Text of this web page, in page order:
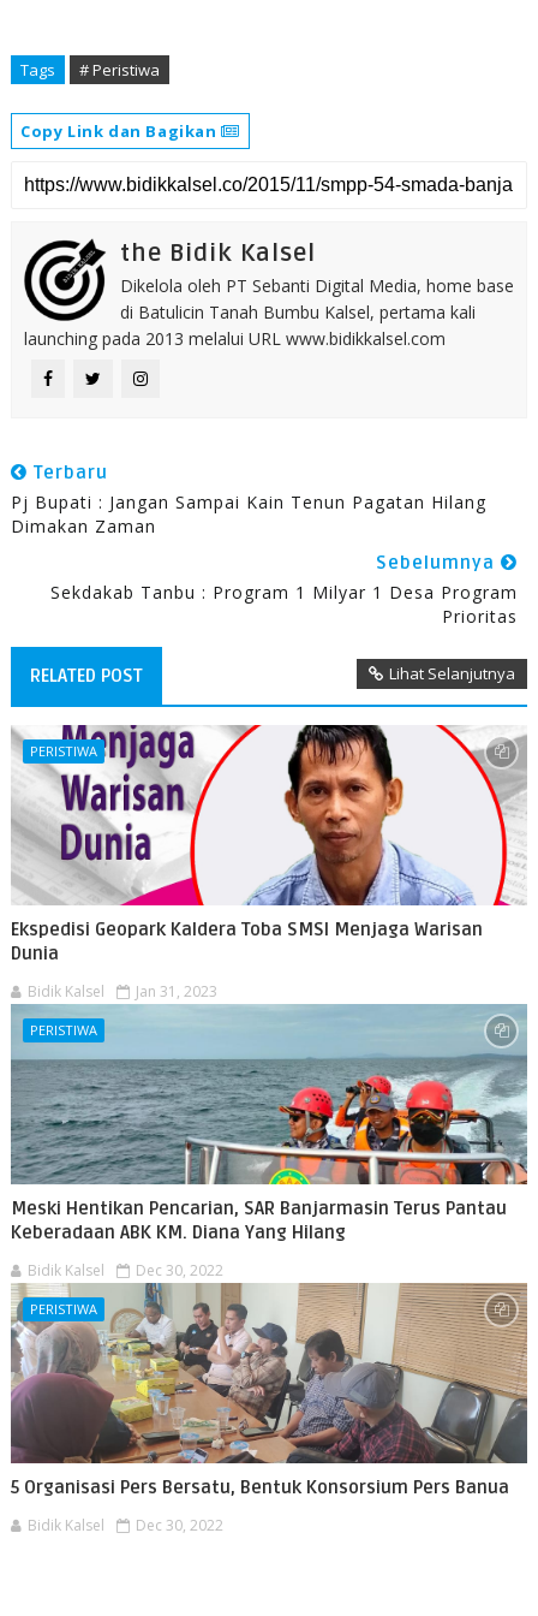
Tags # Peristiwa
Copy Link dan Bagikan
the Bidik Kalsel
Dikelola oleh PT Sebanti Digital Media, home base
di Batulicin Tanah Bumbu Kalsel, pertama kali
launching pada 2013 melalui URL www.bidikkalsel.com
Terbaru
Pj Bupati : Jangan Sampai Kain Tenun Pagatan Hilang
Dimakan Zaman
Sebelumnya
Sekdakab Tanbu : Program 1 Milyar 1 Desa Program
Prioritas
RELATED POST Lihat Selanjutnya
PERISTIWA
Ekspedisi Geopark Kaldera Toba SMSI Menjaga Warisan
Dunia
Bidik Kalsel Jan 31, 2023
PERISTIWA
Meski Hentikan Pencarian, SAR Banjarmasin Terus Pantau
Keberadaan ABK KM. Diana Yang Hilang
Bidik Kalsel Dec 30, 2022
PERISTIWA
5 Organisasi Pers Bersatu, Bentuk Konsorsium Pers Banua
Bidik Kalsel Dec 30, 2022